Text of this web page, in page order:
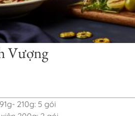
Vượng
210g: 5 gói